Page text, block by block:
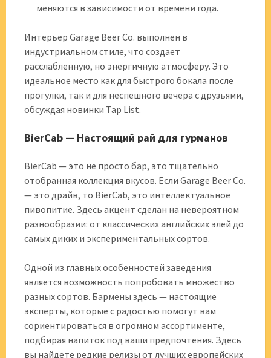
меняются в зависимости от времени года.
Интерьер Garage Beer Co. выполнен в
индустриальном стиле, что создает
расслабленную, но энергичную атмосферу. Это
идеальное место как для быстрого бокала после
прогулки, так и для неспешного вечера с друзьями,
обсуждая новинки Tap List.
BierCab — Настоящий рай для гурманов
BierCab — это не просто бар, это тщательно
отобранная коллекция вкусов. Если Garage Beer Co.
— это драйв, то BierCab, это интеллектуальное
пивопитие. Здесь акцент сделан на невероятном
разнообразии: от классических английских элей до
самых диких и экспериментальных сортов.
Одной из главных особенностей заведения
является возможность попробовать множество
разных сортов. Бармены здесь — настоящие
эксперты, которые с радостью помогут вам
сориентироваться в огромном ассортименте,
подбирая напиток под ваши предпочтения. Здесь
вы найдете редкие релизы от лучших европейских